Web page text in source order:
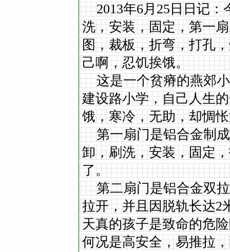
2013年6月25日日记：
洗，安装，固定，第一
图，裁板，折弯，打孔
己啊，忍饥挨饿。
这是一个贫瘠的燕郊小
建设路小学，自己人生
饿，寒冷，无助，却惆
第一扇门是铝合金制成
卸，刷洗，安装，固定
了。
第二扇门是铝合金双拉
拉开，并且因脱轨长达2
天真的孩子是致命的危
何况是高安全，易推拉